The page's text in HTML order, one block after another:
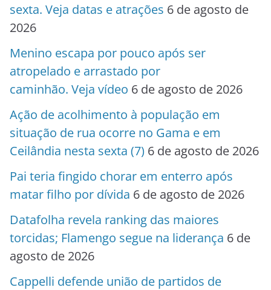
sexta. Veja datas e atrações 6 de agosto de
2026
Menino escapa por pouco após ser
atropelado e arrastado por
caminhão. Veja vídeo 6 de agosto de 2026
Ação de acolhimento à população em
situação de rua ocorre no Gama e em
Ceilândia nesta sexta (7) 6 de agosto de 2026
Pai teria fingido chorar em enterro após
matar filho por dívida 6 de agosto de 2026
Datafolha revela ranking das maiores
torcidas; Flamengo segue na liderança 6 de
agosto de 2026
Cappelli defende união de partidos de